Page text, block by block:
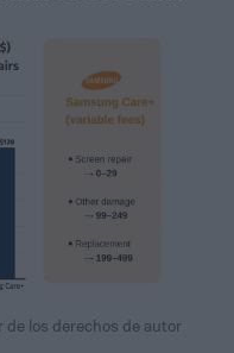
los derechos de autor